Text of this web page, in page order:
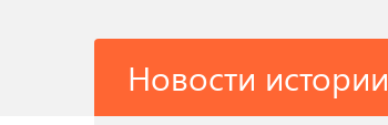
Новости истории